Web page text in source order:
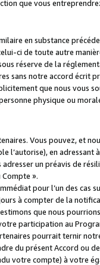
que vous
en substance
ci de toute autre
réserve de la
sans notre accord écrit
que nous vous
physique ou
Vous pouvez, et
l’autorise), en adressant
un préavis de
».
pour l’un des cas
à compter de la
que nous
participation au
pourrait ternir
du présent Accord ou
votre compte) à votre